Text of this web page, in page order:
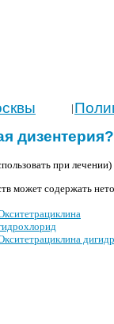
|
дизентерия?
при
может содержать